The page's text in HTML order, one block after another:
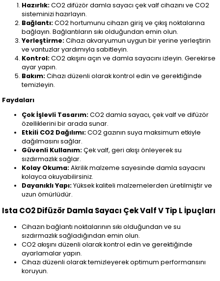
Hazırlık:CO2 difüzör damla sayacı çek valf cihazını ve CO2
sisteminizi hazırlayın.
Bağlantı:CO2 hortumunu cihazın giriş ve çıkış noktalarına
bağlayın. Bağlantıların sıkı olduğundan emin olun.
Yerleştirme:Cihazı akvaryumun uygun bir yerine yerleştirin
ve vantuzlar yardımıyla sabitleyin.
Kontrol:CO2 akışını açın ve damla sayacını izleyin. Gerekirse
ayar yapın.
Bakım:Cihazı düzenli olarak kontrol edin ve gerektiğinde
temizleyin.
Faydaları
Çok İşlevli Tasarım:CO2 damla sayacı, çek valf ve difüzör
özelliklerini bir arada sunar.
Etkili CO2 Dağılımı:CO2 gazının suya maksimum etkiyle
dağılmasını sağlar.
Güvenli Kullanım:Çek valf, geri akışı önleyerek su
sızdırmazlık sağlar.
Kolay Okuma:Akrilik malzeme sayesinde damla sayacını
kolayca okuyabilirsiniz.
Dayanıklı Yapı:Yüksek kaliteli malzemelerden üretilmiştir ve
uzun ömürlüdür.
Ista CO2 Difüzör Damla Sayacı Çek Valf V Tip L İpuçları
Cihazın bağlantı noktalarının sıkı olduğundan ve su
sızdırmazlık sağladığından emin olun.
CO2 akışını düzenli olarak kontrol edin ve gerektiğinde
ayarlamalar yapın.
Cihazı düzenli olarak temizleyerek optimum performansını
koruyun.